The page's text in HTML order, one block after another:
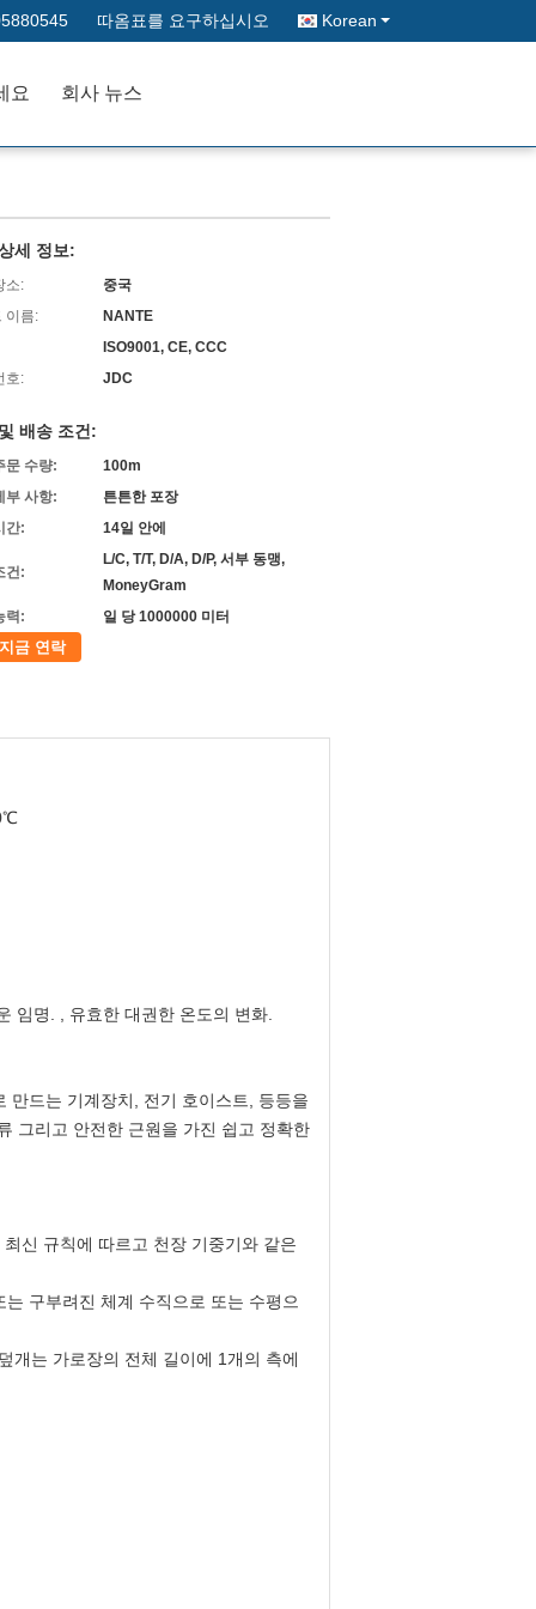
따옴표를 요구하십시오 Korean
요 회사 뉴스
세 정보:
소:
중국
이름:
NANTE
ISO9001, CE, CCC
호:
JDC
배송 조건:
문 수량:
100m
부 사항:
튼튼한 포장
간:
14일 안에
건:
L/C, T/T, D/A, D/P, 서부 동맹,
MoneyGram
력:
일 당 1000000 미터
지금 연락
임명. , 유효한 대권한 온도의 변화.
만드는 기계장치, 전기 호이스트, 등등을
그리고 안전한 근원을 가진 쉽고 정확한
신 규칙에 따르고 천장 기중기와 같은
구부려진 체계 수직으로 또는 수평으
개는 가로장의 전체 길이에 1개의 측에